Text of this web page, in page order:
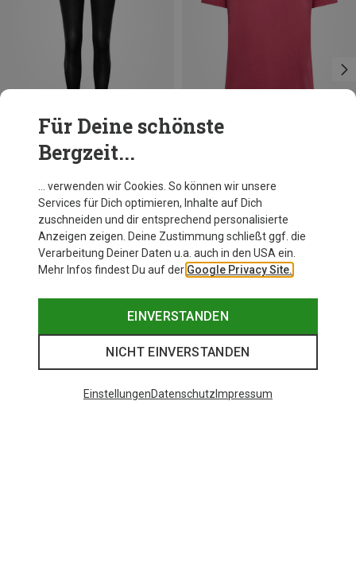
Du sparst 52%
Für Deine schönste
Bergzeit...
… verwenden wir Cookies. So können wir unsere
Services für Dich optimieren, Inhalte auf Dich
zuschneiden und dir entsprechend personalisierte
Anzeigen zeigen. Deine Zustimmung schließt ggf. die
Verarbeitung Deiner Daten u.a. auch in den USA ein.
Mehr Infos findest Du auf der Google Privacy Site.
EINVERSTANDEN
NICHT EINVERSTANDEN
EinstellungenDatenschutz Impressum